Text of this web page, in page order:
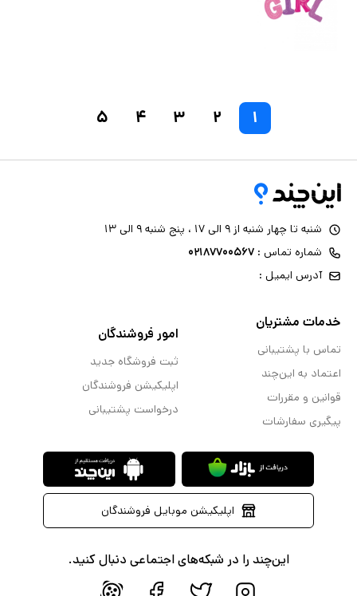
۱ ۲ ۳ ۴ ۵
شنبه تا چهار شنبه از ۹ الی ۱۷ ، پنج شنبه ۹ الی ۱۳
شماره تماس : ۰۲۱۸۷۷۰۰۵۶۷
آدرس ایمیل :
خدمات مشتریان
تماس با پشتیبانی
اعتماد به این‌چند
قوانین و مقررات
پیگیری سفارشات
امور فروشندگان
ثبت فروشگاه جدید
اپلیکیشن فروشندگان
درخواست پشتیبانی
اپلیکیشن موبایل فروشندگان
این‌چند را در شبکه‌های اجتماعی دنبال کنید.